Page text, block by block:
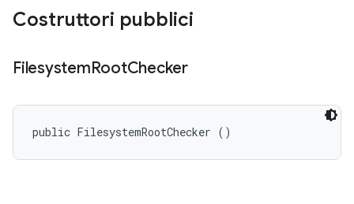
Costruttori pubblici
FilesystemRootChecker
public FilesystemRootChecker ()